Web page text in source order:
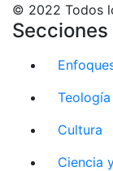
© 2022 Todos
Secciones
Cultura
Ciencia